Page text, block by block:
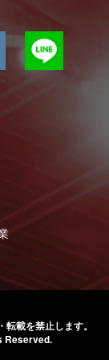
転載を禁止します。
Reserved.